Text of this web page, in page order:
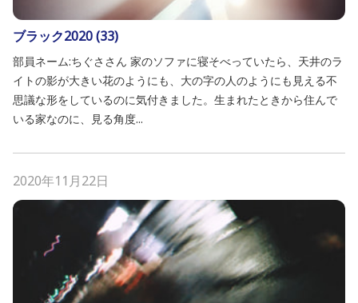
ブラック2020 (33)
部員ネーム:ちぐささん 家のソファに寝そべっていたら、天井のラ
イトの影が大きい花のようにも、大の字の人のようにも見える不
思議な形をしているのに気付きました。生まれたときから住んで
いる家なのに、見る角度...
2020年11月22日